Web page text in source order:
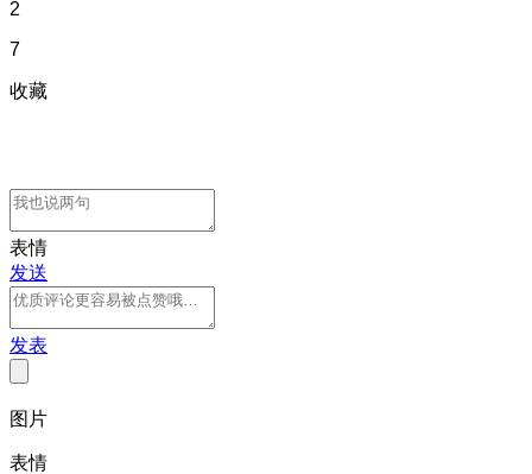
2
7
收藏
表情
发送
发表
图片
表情